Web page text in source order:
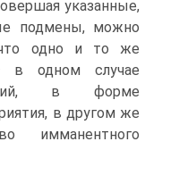
указанные,
подмены, можно
одно и то же
одном случае
в форме
в другом же
имманентного